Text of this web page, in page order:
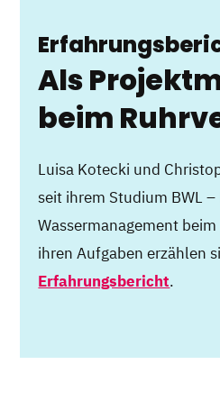
Als
beim
Luisa Kotecki und
seit ihrem Studium BWL
Wassermanagement
ihren Aufgaben erzählen
Erfahrungsbericht.